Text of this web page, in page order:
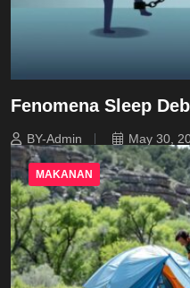
Fenomena Sleep
BY-Admin May 30,
MAKANAN